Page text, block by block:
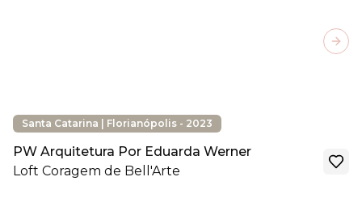
Santa Catarina | Florianópolis - 2023
PW Arquitetura Por Eduarda Werner
Loft Coragem de Bell'Arte